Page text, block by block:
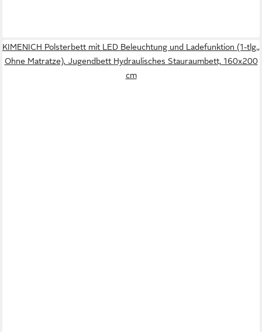
KIMENICH Polsterbett mit LED Beleuchtung und Ladefunktion (1-tlg.,
Ohne Matratze), Jugendbett Hydraulisches Stauraumbett, 160x200
cm